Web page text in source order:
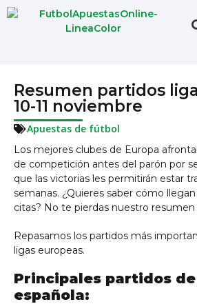
Resumen partidos
10-11 noviembre
Apuestas de fútbol
Los mejores clubes de Europa
de competición antes del parón por
que las victorias les permitirán estar
semanas. ¿Quieres saber cómo
citas? No te pierdas nuestro
Repasamos los partidos más
ligas europeas.
Principales partidos de
española: